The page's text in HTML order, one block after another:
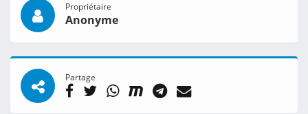
Propriétaire
Anonyme
Partage